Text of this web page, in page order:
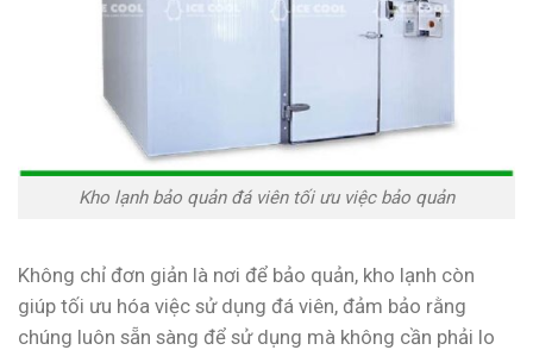
Kho lạnh bảo quản đá viên tối ưu việc bảo quản
Không chỉ đơn giản là nơi để bảo quản, kho lạnh còn
giúp tối ưu hóa việc sử dụng đá viên, đảm bảo rằng
chúng luôn sẵn sàng để sử dụng mà không cần phải lo